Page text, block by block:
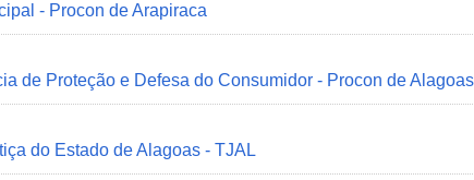
- Procon de Arapiraca
de Proteção e Defesa do Consumidor - Procon de Alagoas
do Estado de Alagoas - TJAL